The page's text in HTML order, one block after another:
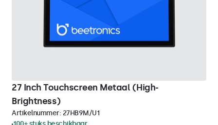
27 Inch Touchscreen Metaal (High-
Brightness)
Artikelnummer: 27HB9M/U1